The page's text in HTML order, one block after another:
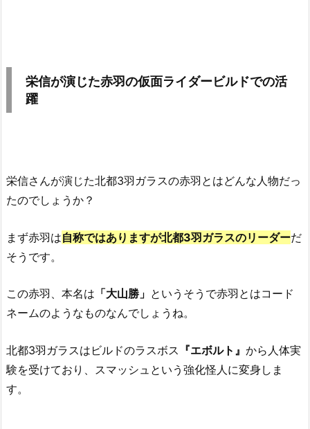
栄信が演じた赤羽の仮面ライダービルドでの活
躍
栄信さんが演じた北都3羽ガラスの赤羽とはどんな人物だっ
たのでしょうか？
まず赤羽は自称ではありますが北都3羽ガラスのリーダーだ
そうです。
この赤羽、本名は 「大山勝」 というそうで赤羽とはコード
ネームのようなものなんでしょうね。
北都3羽ガラスはビルドのラスボス 『エボルト』 から人体実
験を受けており、スマッシュという強化怪人に変身しま
す。